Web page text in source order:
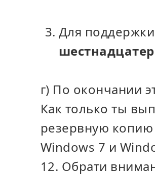
Для поддержки
г) По окончании
Как только ты
резервную копию
Windows 7 и
12. Обрати